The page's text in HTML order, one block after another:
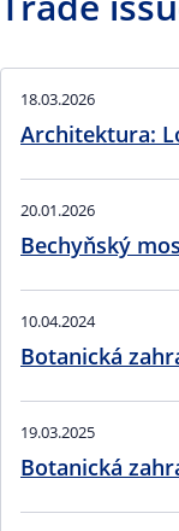
18.03.2026
Architektura:
20.01.2026
Bechyňský
10.04.2024
Botanická
19.03.2025
Botanická